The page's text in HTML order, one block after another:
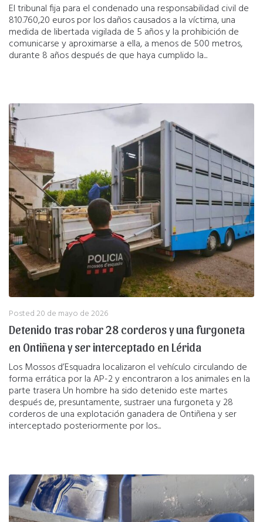
El tribunal fija para el condenado una responsabilidad civil de
810.760,20 euros por los daños causados a la víctima, una
medida de libertada vigilada de 5 años y la prohibición de
comunicarse y aproximarse a ella, a menos de 500 metros,
durante 8 años después de que haya cumplido la...
Posted20 de mayo de 2026
Detenido tras robar 28 corderos y una furgoneta
en Ontiñena y ser interceptado en Lérida
Los Mossos d’Esquadra localizaron el vehículo circulando de
forma errática por la AP-2 y encontraron a los animales en la
parte trasera Un hombre ha sido detenido este martes
después de, presuntamente, sustraer una furgoneta y 28
corderos de una explotación ganadera de Ontiñena y ser
interceptado posteriormente por los...